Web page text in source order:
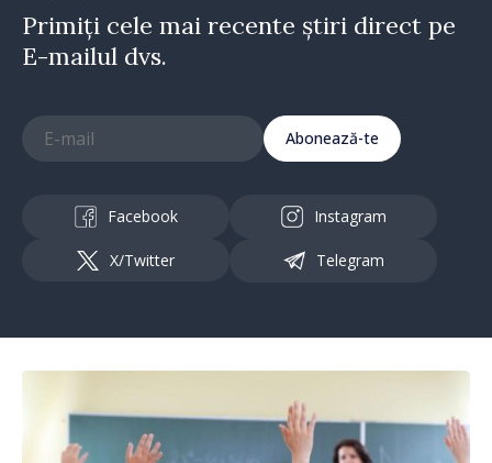
Primiți cele mai recente știri direct pe
E-mailul dvs.
Abonează-te
Facebook Instagram
X/Twitter Telegram